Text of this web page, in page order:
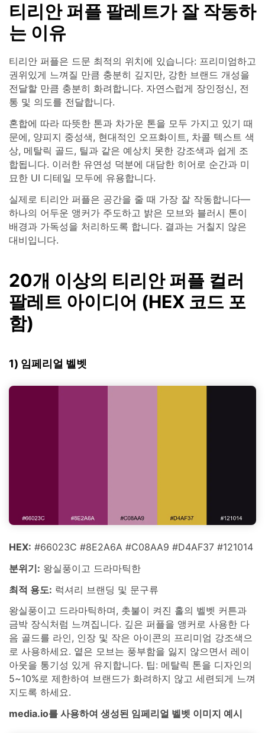
티리안 퍼플 팔레트가 잘 작동하
는 이유
티리안 퍼플은 드문 최적의 위치에 있습니다: 프리미엄하고
권위있게 느껴질 만큼 충분히 깊지만, 강한 브랜드 개성을
전달할 만큼 충분히 화려합니다. 자연스럽게 장인정신, 전
통 및 의도를 전달합니다.
혼합에 따라 따뜻한 톤과 차가운 톤을 모두 가지고 있기 때
문에, 양피지 중성색, 현대적인 오프화이트, 차콜 텍스트 색
상, 메탈릭 골드, 틸과 같은 예상치 못한 강조색과 쉽게 조
합됩니다. 이러한 유연성 덕분에 대담한 히어로 순간과 미
묘한 UI 디테일 모두에 유용합니다.
실제로 티리안 퍼플은 공간을 줄 때 가장 잘 작동합니다—
하나의 어두운 앵커가 주도하고 밝은 모브와 블러시 톤이
배경과 가독성을 처리하도록 합니다. 결과는 거칠지 않은
대비입니다.
20개 이상의 티리안 퍼플 컬러
팔레트 아이디어 (HEX 코드 포
함)
1) 임페리얼 벨벳
HEX: #66023C #8E2A6A #C08AA9 #D4AF37 #121014
분위기: 왕실풍이고 드라마틱한
최적 용도: 럭셔리 브랜딩 및 문구류
왕실풍이고 드라마틱하며, 촛불이 켜진 홀의 벨벳 커튼과
금박 장식처럼 느껴집니다. 깊은 퍼플을 앵커로 사용한 다
음 골드를 라인, 인장 및 작은 아이콘의 프리미엄 강조색으
로 사용하세요. 옅은 모브는 풍부함을 잃지 않으면서 레이
아웃을 통기성 있게 유지합니다. 팁: 메탈릭 톤을 디자인의
5~10%로 제한하여 브랜드가 화려하지 않고 세련되게 느껴
지도록 하세요.
media.io를 사용하여 생성된 임페리얼 벨벳 이미지 예시